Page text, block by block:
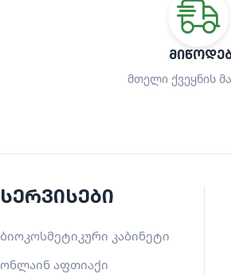
მთელი ქვეყნის
სერვისები
ბიოკოსმეტიკური კაბინეტი
ონლაინ აფთიაქი